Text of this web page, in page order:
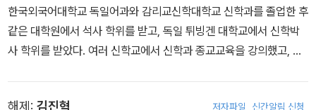
소개하는 〈시간과 시간 사이〉〈오늘의 신학적 실존〉을 간행했다. 192
7년부터 1959년까지 스위스 바젤 대성당의 수석 목사로 일했고, 그
러면서 1929년부터는 바젤대학교에서 실천신학을 가르쳤다. 저서로
많다. 주요 저서로는 이 책을 비롯하여 《하나님의 말씀과 교회》《영혼
한국외국어대학교 독일어과와 감리교신학대학교 신학과를 졸업한 후
같은 대학원에서 석사 학위를 받고, 독일 튀빙겐 대학교에서 신학박
사 학위를 받았다. 여러 신학교에서 신학과 종교교육을 강의했고, 지
해제: 김진혁 저자파일 신간알림 신청